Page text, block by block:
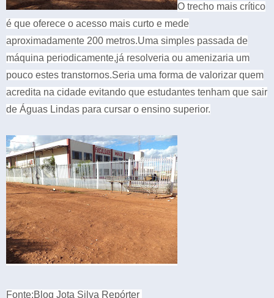
O trecho mais crítico
é que oferece o acesso mais curto e mede
aproximadamente 200 metros.Uma simples passada de
máquina periodicamente,já resolveria ou amenizaria um
pouco estes transtornos.Seria uma forma de valorizar quem
acredita na cidade evitando que estudantes tenham que sair
de Águas Lindas para cursar o ensino superior.
Fonte:Blog Jota Silva Repórter